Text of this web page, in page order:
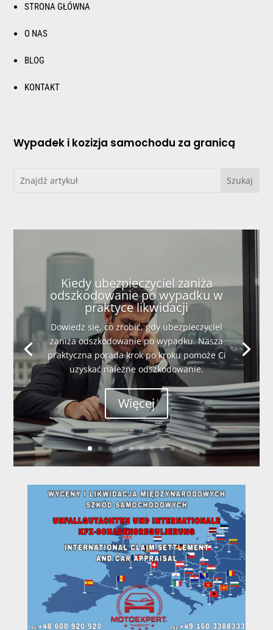
STRONA GŁÓWNA
O NAS
BLOG
KONTAKT
Wypadek i kozizja samochodu za granicą
Kiedy ubezpieczyciel zaniża
odszkodowanie po wypadku w
praktyce likwidacji
Dowiedz się, co zrobić, gdy ubezpieczyciel
zaniża odszkodowanie po wypadku. Nasza
praktyczna porada krok po kroku pomoże Ci
uzyskać należne odszkodowanie.
Więcej